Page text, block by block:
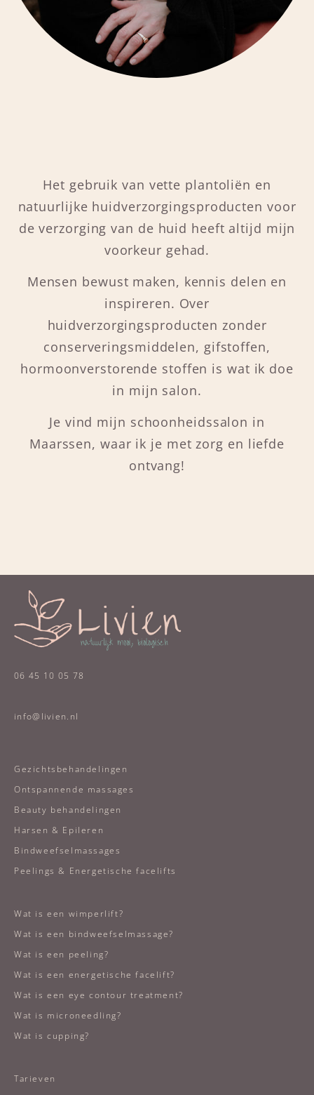
Het gebruik van vette plantoliën en
natuurlijke huidverzorgingsproducten voor
de verzorging van de huid heeft altijd mijn
voorkeur gehad.
Mensen bewust maken, kennis delen en
inspireren. Over
huidverzorgingsproducten zonder
conserveringsmiddelen, gifstoffen,
hormoonverstorende stoffen is wat ik doe
in mijn salon.
Je vind mijn schoonheidssalon in
Maarssen, waar ik je met zorg en liefde
ontvang!
06 45 10 05 78
info@livien.nl
Gezichtsbehandelingen
Ontspannende massages
Beauty behandelingen
Harsen & Epileren
Bindweefselmassages
Peelings & Energetische facelifts
Wat is een wimperlift?
Wat is een bindweefselmassage?
Wat is een peeling?
Wat is een energetische facelift?
Wat is een eye contour treatment?
Wat is microneedling?
Wat is cupping?
Tarieven